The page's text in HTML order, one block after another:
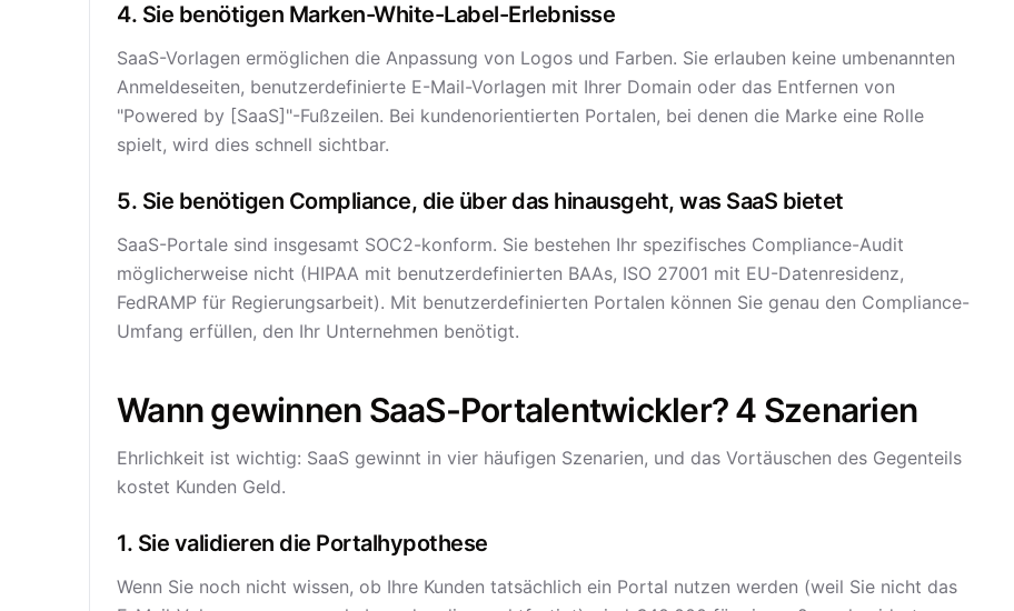
4. Sie benötigen Marken-White-Label-Erlebnisse
SaaS-Vorlagen ermöglichen die Anpassung von Logos und Farben. Sie erlauben keine umbenannten
Anmeldeseiten, benutzerdefinierte E-Mail-Vorlagen mit Ihrer Domain oder das Entfernen von
"Powered by [SaaS]"-Fußzeilen. Bei kundenorientierten Portalen, bei denen die Marke eine Rolle
spielt, wird dies schnell sichtbar.
5. Sie benötigen Compliance, die über das hinausgeht, was SaaS bietet
SaaS-Portale sind insgesamt SOC2-konform. Sie bestehen Ihr spezifisches Compliance-Audit
möglicherweise nicht (HIPAA mit benutzerdefinierten BAAs, ISO 27001 mit EU-Datenresidenz,
FedRAMP für Regierungsarbeit). Mit benutzerdefinierten Portalen können Sie genau den Compliance-
Umfang erfüllen, den Ihr Unternehmen benötigt.
Wann gewinnen SaaS-Portalentwickler? 4 Szenarien
Ehrlichkeit ist wichtig: SaaS gewinnt in vier häufigen Szenarien, und das Vortäuschen des Gegenteils
kostet Kunden Geld.
1. Sie validieren die Portalhypothese
Wenn Sie noch nicht wissen, ob Ihre Kunden tatsächlich ein Portal nutzen werden (weil Sie nicht das